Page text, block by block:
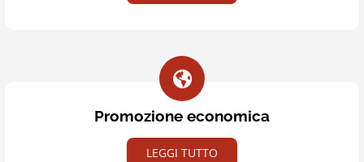
Promozione economica
LEGGI TUTTO